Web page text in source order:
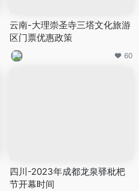
云南-大理崇圣寺三塔文化旅游
区门票优惠政策
60
四川-2023年成都龙泉驿枇杷
节开幕时间